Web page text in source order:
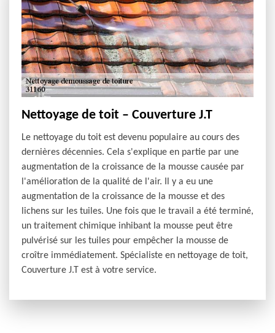
Nettoyage de toit – Couverture J.T
Le nettoyage du toit est devenu populaire au cours des
dernières décennies. Cela s'explique en partie par une
augmentation de la croissance de la mousse causée par
l'amélioration de la qualité de l'air. Il y a eu une
augmentation de la croissance de la mousse et des
lichens sur les tuiles. Une fois que le travail a été terminé,
un traitement chimique inhibant la mousse peut être
pulvérisé sur les tuiles pour empêcher la mousse de
croître immédiatement. Spécialiste en nettoyage de toit,
Couverture J.T est à votre service.